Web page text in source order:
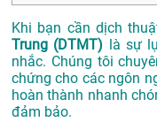
Khi bạn cần dịch
Trung (DTMT) là sự
nhắc. Chúng tôi
chứng cho các ngôn
hoàn thành nhanh
đảm bảo.